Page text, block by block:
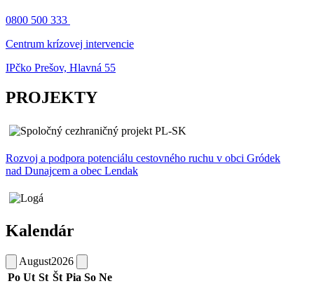
0800 500 333
Centrum krízovej intervencie
IPčko Prešov, Hlavná 55
PROJEKTY
Rozvoj a podpora potenciálu cestovného ruchu v obci Gródek
nad Dunajcem a obec Lendak
Kalendár
August2026
Po Ut St Št Pia So Ne